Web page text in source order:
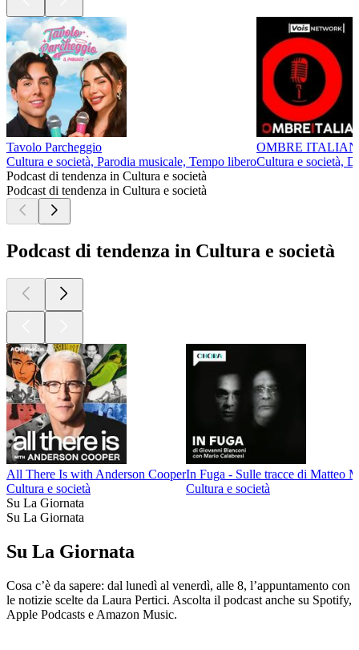
Tavolo Parcheggio
Cultura e società, Parodia musicale, Tempo libero
OMBRE
Cultura e società,
Podcast di tendenza in Cultura e società
Podcast di tendenza in Cultura e società
Podcast di tendenza in Cultura e società
All There Is with Anderson Cooper
Cultura e società
In Fuga - Sulle tracce di Matteo
Cultura e società
Su La Giornata
Su La Giornata
Su La Giornata
Cosa c’è da sapere: dal lunedì al venerdì, alle 8, l’appuntamento con
le notizie scelte da Laura Pertici. Ascolta il podcast anche su Spotify,
Apple Podcasts e Amazon Music.